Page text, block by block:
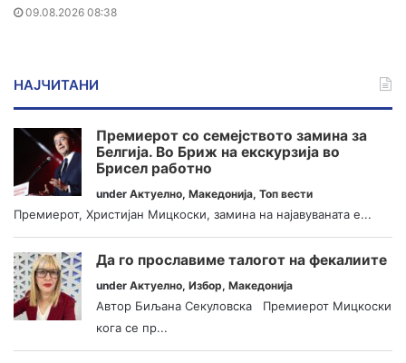
09.08.2026 08:38
НАЈЧИТАНИ
Премиерот со семејството замина за
Белгија. Во Бриж на екскурзија во
Брисел работно
under Актуелно, Македонија, Топ вести
Премиерот, Христијан Мицкоски, замина на најавуваната е...
Да го прославиме талогот на фекалиите
under Актуелно, Избор, Македонија
Автор Биљана Секуловска Премиерот Мицкоски
кога се пр...